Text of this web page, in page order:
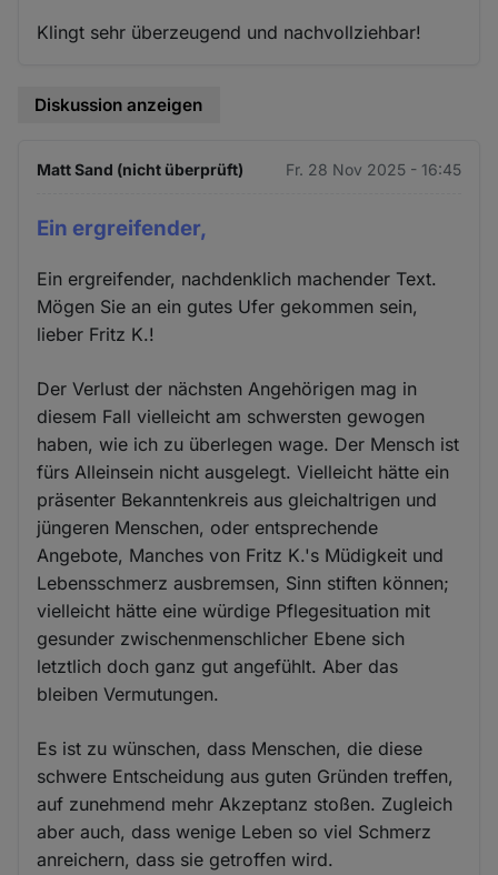
Klingt sehr überzeugend und nachvollziehbar!
Diskussion anzeigen
Matt Sand (nicht überprüft) Fr. 28 Nov 2025 - 16:45
Ein ergreifender,
Ein ergreifender, nachdenklich machender Text.
Mögen Sie an ein gutes Ufer gekommen sein,
lieber Fritz K.!
Der Verlust der nächsten Angehörigen mag in
diesem Fall vielleicht am schwersten gewogen
haben, wie ich zu überlegen wage. Der Mensch ist
fürs Alleinsein nicht ausgelegt. Vielleicht hätte ein
präsenter Bekanntenkreis aus gleichaltrigen und
jüngeren Menschen, oder entsprechende
Angebote, Manches von Fritz K.'s Müdigkeit und
Lebensschmerz ausbremsen, Sinn stiften können;
vielleicht hätte eine würdige Pflegesituation mit
gesunder zwischenmenschlicher Ebene sich
letztlich doch ganz gut angefühlt. Aber das
bleiben Vermutungen.
Es ist zu wünschen, dass Menschen, die diese
schwere Entscheidung aus guten Gründen treffen,
auf zunehmend mehr Akzeptanz stoßen. Zugleich
aber auch, dass wenige Leben so viel Schmerz
anreichern, dass sie getroffen wird.